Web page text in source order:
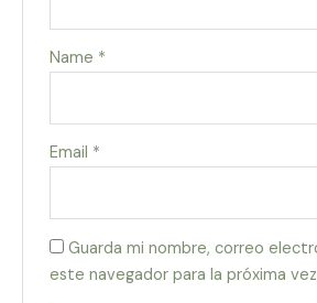
Name *
Email *
Guarda mi nombre, correo
este navegador para la próxima